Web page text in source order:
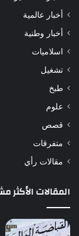
أخبار عالمية
أخبار وطنية
اسلاميات
تشغيل
طبخ
علوم
قصص
متفرقات
مقالات رأي
المقالات الأكثر